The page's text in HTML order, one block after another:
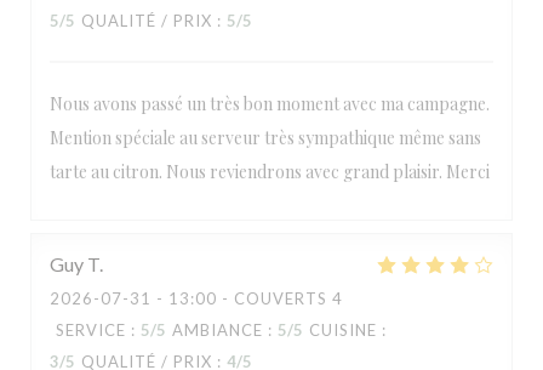
5/5 QUALITÉ / PRIX : 5/5
Nous avons passé un très bon moment avec ma campagne.
Mention spéciale au serveur très sympathique même sans
tarte au citron. Nous reviendrons avec grand plaisir. Merci
Guy T
2026-07-31 - 13:00 - COUVERTS 4
SERVICE : 5/5 AMBIANCE : 5/5 CUISINE :
3/5 QUALITÉ / PRIX : 4/5